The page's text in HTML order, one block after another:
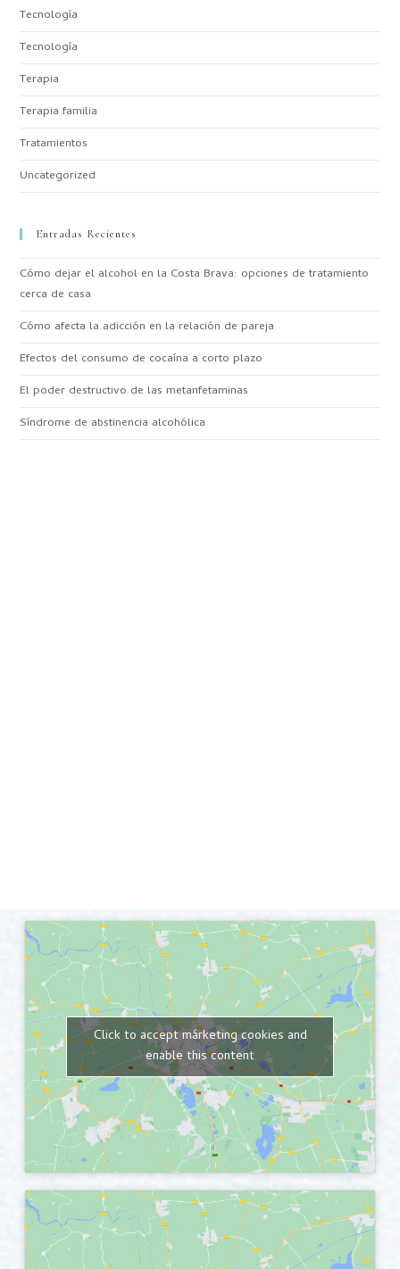
Tecnología
Tecnología
Terapia
Terapia familia
Tratamientos
Uncategorized
Entradas Recientes
Cómo dejar el alcohol en la Costa Brava: opciones de tratamiento
cerca de casa
Cómo afecta la adicción en la relación de pareja
Efectos del consumo de cocaína a corto plazo
El poder destructivo de las metanfetaminas
Síndrome de abstinencia alcohólica
Click to accept márketing cookies and
enable this content